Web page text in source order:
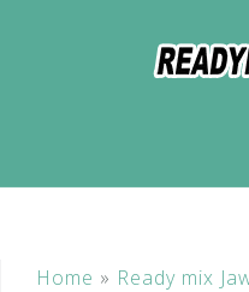
Home » Ready mix